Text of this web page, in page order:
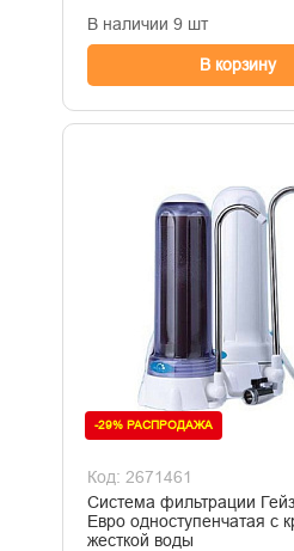
В наличии 9 шт
В корзину
-29% РАСПРОДАЖА
Код: 2671461
Система фильтрации
Евро одноступенчатая с
жесткой воды